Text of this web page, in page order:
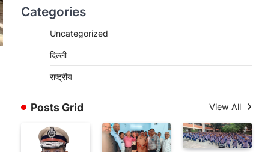
Categories
Uncategorized
दिल्ली
राष्ट्रीय
Posts Grid View All